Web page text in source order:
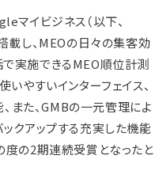
マイビジネス（以下、
載し、MEOの日々の集客効
実施できるMEO順位計測
いやすいインターフェイス、
また、GMBの一元管理によ
クアップする充実した機能
度の2期連続受賞となったと